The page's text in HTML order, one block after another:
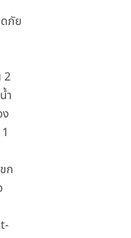
ภัย
2
ำ
ก